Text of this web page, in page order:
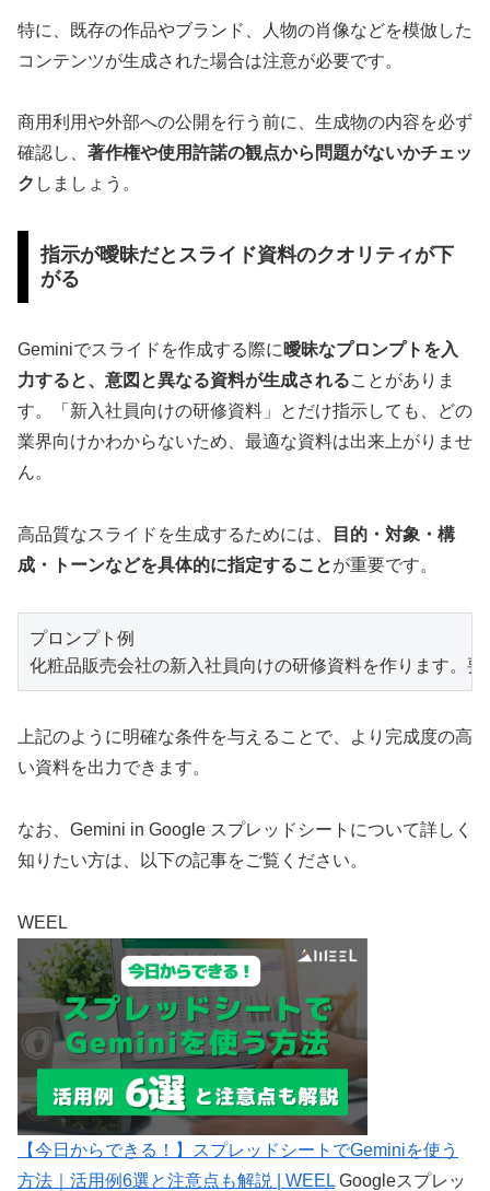
特に、既存の作品やブランド、人物の肖像などを模倣した
コンテンツが生成された場合は注意が必要です。
商用利用や外部への公開を行う前に、生成物の内容を必ず
確認し、 著作権や使用許諾の観点から問題がないかチェッ
ク しましょう。
指示が曖昧だとスライド資料のクオリティが下
がる
Geminiでスライドを作成する際に 曖昧なプロンプトを入
力すると、意図と異なる資料が生成されることがありま
す。「新入社員向けの研修資料」とだけ指示しても、どの
業界向けかわからないため、最適な資料は出来上がりませ
ん。
高品質なスライドを生成するためには、
目的・対象・構
成・トーンなどを具体的に指定することが重要です。
プロンプト例
化粧品販売会社の新入社員向けの研修資料を作ります。
上記のように明確な条件を与えることで、より完成度の高
い資料を出力できます。
なお、Gemini in Google スプレッドシートについて詳しく
知りたい方は、以下の記事をご覧ください。
WEEL
【今日からできる！】スプレッドシートでGeminiを使う
方法｜活用例6選と注意点も解説 | WEEL Googleスプレッ